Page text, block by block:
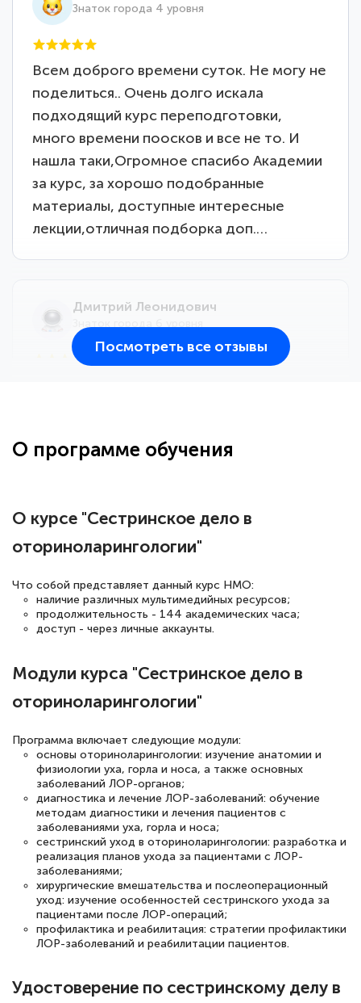
Знаток города 4 уровня
Всем доброго времени суток. Не могу не
поделиться.. Очень долго искала
подходящий курс переподготовки,
много времени поосков и все не то. И
нашла таки,Огромное спасибо Академии
за курс, за хорошо подобранные
материалы, доступные интересные
лекции,отличная подборка доп.…
Дмитрий Леонидович
большое количество методических
Знаток города 5 уровня
18 марта 2026
повышения квалификации "Эксперт ЕГЭ по
русскому языку и литературе". Много
подготовиться к тестированию. Это
книги, методические рекомендации,
статьи. Времени на подготовку
достаточно. Курс помогает пройти
аттестацию в школе. Спасибо!
Евгения Коротких
Знаток города 2 уровня
Спасибо большое Академии! Грамотное,
Посмотреть все отзывы
О программе обучения
О курсе "Сестринское дело в
оториноларингологии"
Что собой представляет данный курс НМО:
наличие различных мультимедийных ресурсов;
продолжительность - 144 академических часа;
доступ - через личные аккаунты.
Модули курса "Сестринское дело в
оториноларингологии"
Программа включает следующие модули:
основы оториноларингологии: изучение анатомии и
физиологии уха, горла и носа, а также основных
заболеваний ЛОР-органов;
диагностика и лечение ЛОР-заболеваний: обучение
методам диагностики и лечения пациентов с
заболеваниями уха, горла и носа;
сестринский уход в оториноларингологии: разработка и
реализация планов ухода за пациентами с ЛОР-
заболеваниями;
хирургические вмешательства и послеоперационный
уход: изучение особенностей сестринского ухода за
пациентами после ЛОР-операций;
профилактика и реабилитация: стратегии профилактики
ЛОР-заболеваний и реабилитации пациентов.
Удостоверение по сестринскому делу в